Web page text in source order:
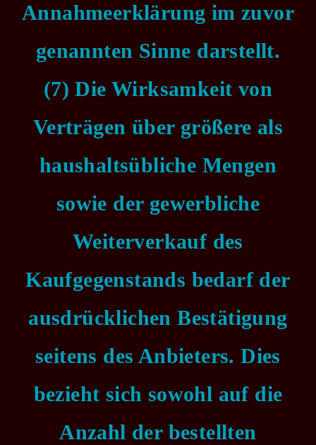
Annahmeerklärung im zuvor
genannten Sinne darstellt.
(7) Die Wirksamkeit von
Verträgen über größere als
haushaltsübliche Mengen
sowie der gewerbliche
Weiterverkauf des
Kaufgegenstands bedarf der
ausdrücklichen Bestätigung
seitens des Anbieters. Dies
bezieht sich sowohl auf die
Anzahl der bestellten